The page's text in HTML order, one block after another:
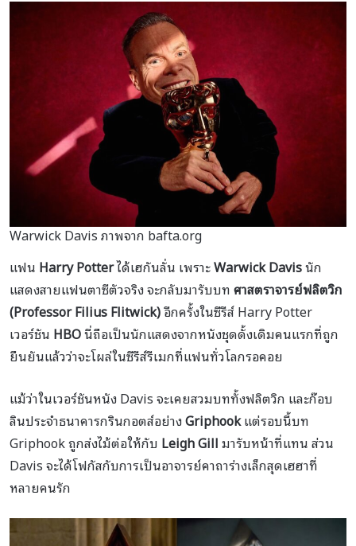
Warwick Davis ภาพจาก bafta.org
แฟน Harry Potterได้เฮกันลั่น เพราะWarwick Davisนัก
แสดงสายแฟนตาซีตัวจริง จะกลับมารับบทศาสตราจารย์ฟลิตวิก
(Professor Filius Flitwick)อีกครั้งในซีรีส์ Harry Potter
เวอร์ชัน HBOนี่ถือเป็นนักแสดงจากหนังชุดดั้งเดิมคนแรกที่ถูก
ยืนยันแล้วว่าจะโผล่ในซีรีส์รีเมกที่แฟนทั่วโลกรอคอย
แม้ว่าในเวอร์ชันหนัง Davis จะเคยสวมบททั้งฟลิตวิก และก๊อบ
ลินประจำธนาคารกรินกอตส์อย่างGriphookแต่รอบนี้บท
Griphook ถูกส่งไม้ต่อให้กับ Leigh Gillมารับหน้าที่แทน ส่วน
Davis จะได้โฟกัสกับการเป็นอาจารย์คาถาร่างเล็กสุดเฮฮาที่
หลายคนรัก